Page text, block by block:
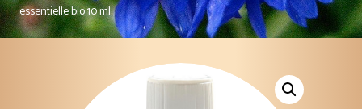
essentielle bio 10 ml